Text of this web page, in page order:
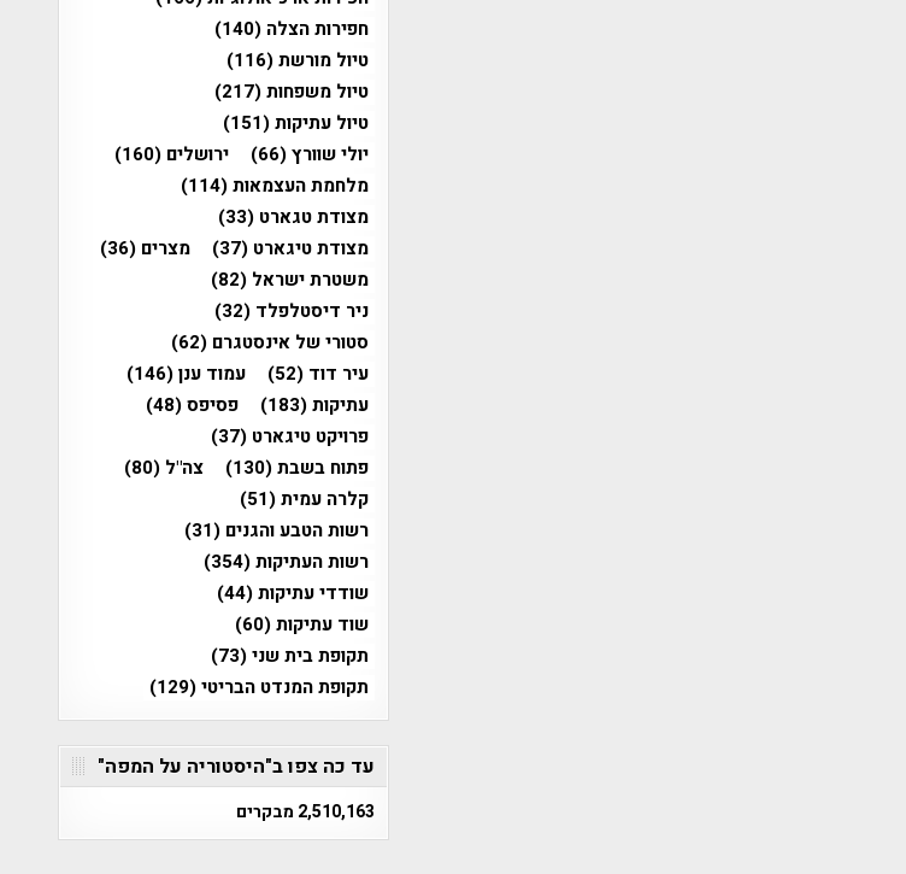
חפירות הצלה (140)
טיול מורשת(116)
טיול משפחות(217)
טיול עתיקות(151)
יולי שוורץ(66) ירושלים (160)
מלחמת העצמאות(114)
מצודת טגארט (33)
מצודת טיגארט (37) מצרים (36)
משטרת ישראל (82)
ניר דיסטלפלד (32)
סטורי של אינסטגרם (62)
עיר דוד (52) עמוד ענן(146)
עתיקות(183) פסיפס(48)
פרויקט טיגארט (37)
פתוח בשבת(130) צה"ל (80)
קלרה עמית(51)
רשות הטבע והגנים (31)
רשות העתיקות(354)
שודדי עתיקות(44)
שוד עתיקות(60)
תקופת בית שני(73)
תקופת המנדט הבריטי(129)
עד כה צפו ב"היסטוריה על המפה"
2,510,163 מבקרים